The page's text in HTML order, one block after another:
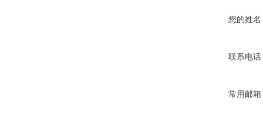
您的姓名
联系电话
常用邮箱